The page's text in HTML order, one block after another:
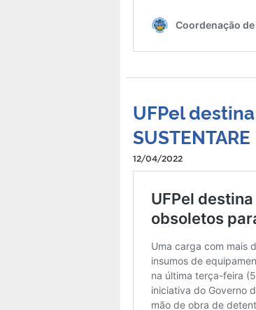
UFPel
SUSTENTARE
12/04/2022